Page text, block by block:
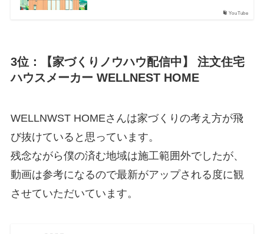
YouTube
3位：【家づくりノウハウ配信中】 注文住宅
ハウスメーカー WELLNEST HOME
WELLNWST HOMEさんは家づくりの考え方が飛
び抜けていると思っています。
残念ながら僕の済む地域は施工範囲外でしたが、
動画は参考になるので最新がアップされる度に観
させていただいています。